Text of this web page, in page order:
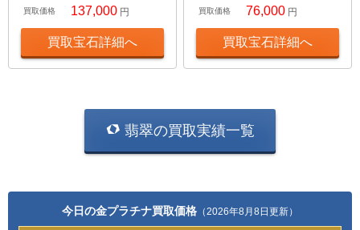
買取価格 137,000 円
買取宝石詳細へ
買取価格 76,000 円
買取宝石詳細へ
翡翠の買取実績一覧
今日の金プラチナ買取価格 （2026年8月8日更新）